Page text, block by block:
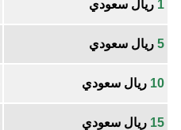
1 ريال سعودي
5 ريال سعودي
10 ريال سعودي
15 ريال سعودي